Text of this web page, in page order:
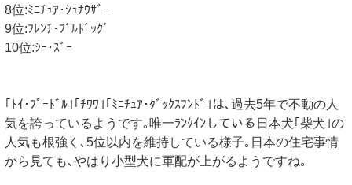
8位:ﾐﾆﾁｭｱ･ｼｭﾅｳｻﾞｰ
9位:ﾌﾚﾝﾁ･ﾌﾞﾙﾄﾞｯｸﾞ
10位:ｼｰ･ｽﾞｰ
｢ﾄｲ･ﾌﾟｰﾄﾞﾙ｣｢ﾁﾜﾜ｣｢ﾐﾆﾁｭｱ･ﾀﾞｯｸｽﾌﾝﾄﾞ｣は､過去5年で不動の人
気を誇っているようです｡唯一ﾗﾝｸｲﾝしている日本犬｢柴犬｣の
人気も根強く､5位以内を維持している様子｡日本の住宅事情
から見ても､やはり小型犬に軍配が上がるようですね｡